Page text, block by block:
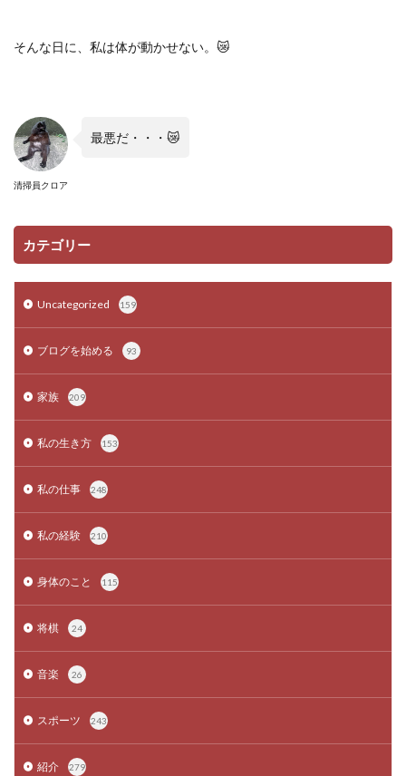
そんな日に、私は体が動かせない。 😿
清掃員クロア
最悪だ・・・ 😿
カテゴリー
Uncategorized 159
ブログを始める 93
家族 209
私の生き方 153
私の仕事 248
私の経験 210
身体のこと 115
将棋 24
音楽 26
スポーツ 243
紹介 279